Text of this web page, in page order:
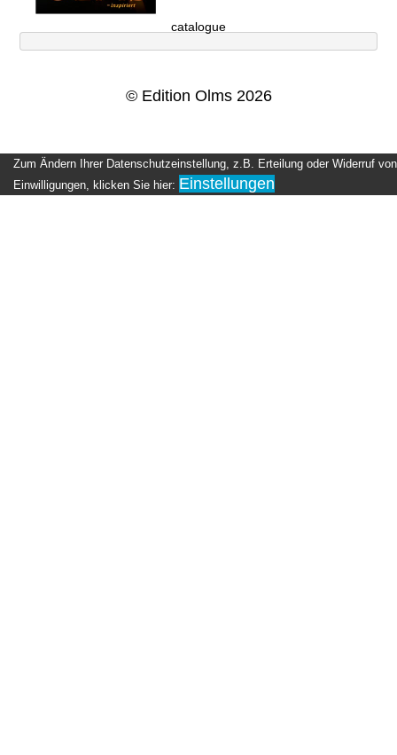
catalogue
© Edition Olms 2026
Zum Ändern Ihrer Datenschutzeinstellung, z.B. Erteilung oder Widerruf von
Einwilligungen, klicken Sie hier: Einstellungen